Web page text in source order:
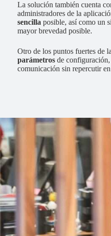
La solución también cuenta
administradores de la
sencilla posible, así como un
mayor brevedad posible.
Otro de los puntos fuertes de
parámetros de configuración,
comunicación sin repercutir